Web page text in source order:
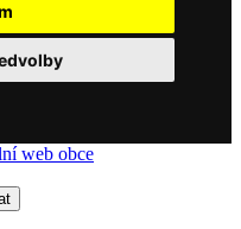
web obce